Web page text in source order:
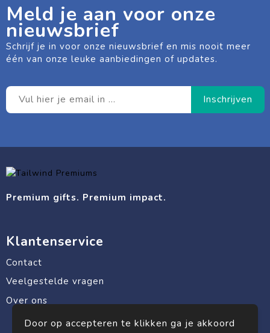
Meld je aan voor onze
nieuwsbrief
Schrijf je in voor onze nieuwsbrief en mis nooit meer
één van onze leuke aanbiedingen of updates.
Premium gifts. Premium impact.
Klantenservice
Contact
Veelgestelde vragen
Over ons
Door op accepteren te klikken ga je akkoord